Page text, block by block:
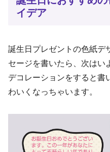
イデア
誕生日プレゼントの色紙デ
セージを書いたら、次はい
デコレーションをすると書
わいくなっちゃいます。